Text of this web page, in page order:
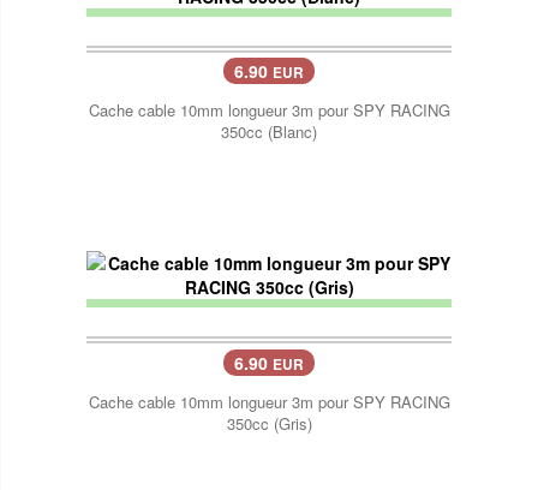
6.90 EUR
Cache cable 10mm longueur 3m pour SPY RACING
350cc (Blanc)
6.90 EUR
Cache cable 10mm longueur 3m pour SPY RACING
350cc (Gris)